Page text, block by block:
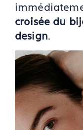
croisée du
design.